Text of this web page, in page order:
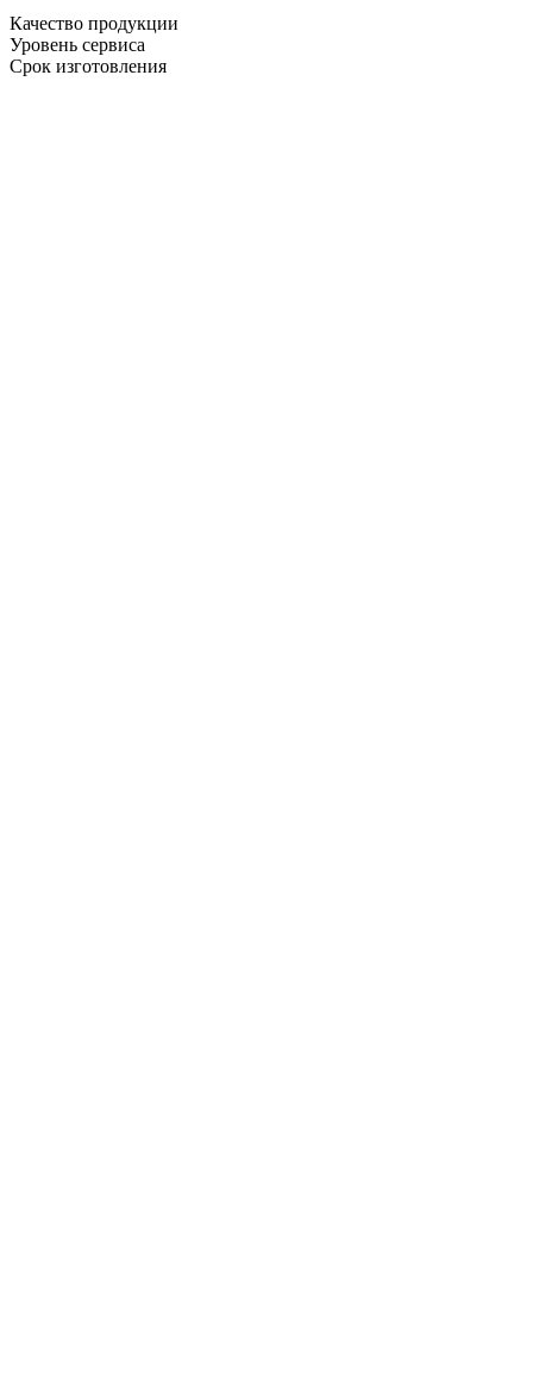
Качество продукции
Уровень сервиса
Срок изготовления